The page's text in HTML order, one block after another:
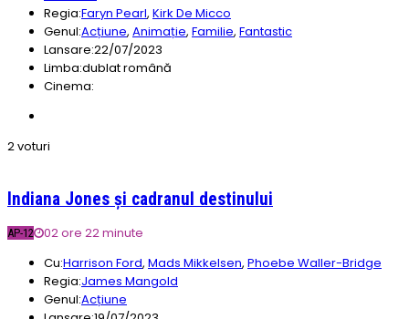
Regia:Faryn Pearl, Kirk De Micco
Genul:Acțiune, Animație, Familie, Fantastic
Lansare:22/07/2023
Limba:dublat română
Cinema:
2 voturi
Indiana Jones și cadranul destinului
AP-12
02 ore 22 minute
Cu:Harrison Ford, Mads Mikkelsen, Phoebe Waller-Bridge
Regia:James Mangold
Genul:Acțiune